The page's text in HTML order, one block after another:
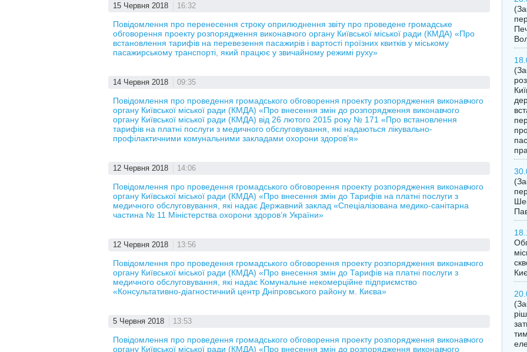
15 Червня 2018 16:32
Повідомлення про перенесення строку оприлюднення звіту про проведене громадське
обговорення проекту розпорядження виконавчого органу Київської міської ради (КМДА) «Про
встановлення тарифів на перевезення пасажирів і вартості проїзних квитків у міському
пасажирському транспорті, який працює у звичайному режимі руху»
14 Червня 2018 09:35
Повідомлення про проведення громадського обговорення проекту розпорядження виконавчого
органу Київської міської ради (КМДА) «Про внесення змін до розпорядження виконавчого
органу Київської міської ради (КМДА) від 26 лютого 2015 року № 171 «Про встановлення
тарифів на платні послуги з медичного обслуговування, які надаються лікувально-
профілактичними комунальними закладами охорони здоров’я»
12 Червня 2018 14:06
Повідомлення про проведення громадського обговорення проекту розпорядження виконавчого
органу Київської міської ради (КМДА) «Про внесення змін до Тарифів на платні послуги з
медичного обслуговування, які надає Державний заклад «Спеціалізована медико-санітарна
частина № 11 Міністерства охорони здоров’я України»
12 Червня 2018 13:56
Повідомлення про проведення громадського обговорення проекту розпорядження виконавчого
органу Київської міської ради (КМДА) «Про внесення змін до Тарифів на платні послуги з
медичного обслуговування, які надає Комунальне некомерційне підприємство
«Консультативно-діагностичний центр Дніпровського району м. Києва»
5 Червня 2018 13:53
Повідомлення про проведення громадського обговорення проекту розпорядження виконавчого
органу Київської міської ради (КМДА) «Про внесення змін до розпорядження виконавчого